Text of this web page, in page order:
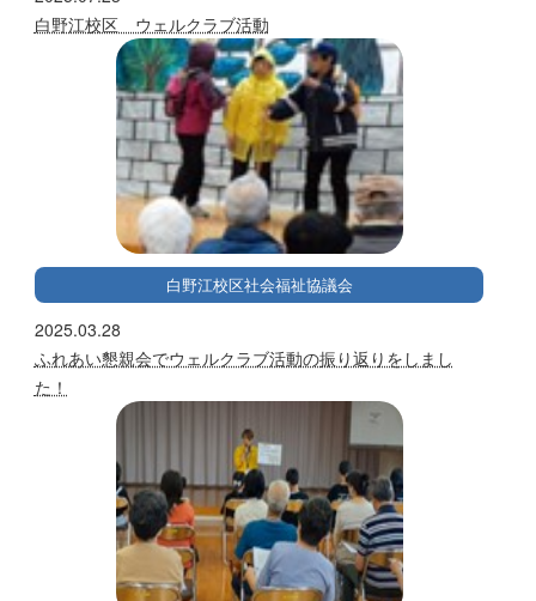
白野江校区 ウェルクラブ活動
白野江校区社会福祉協議会
2025.03.28
ふれあい懇親会でウェルクラブ活動の振り返りをしまし
た！